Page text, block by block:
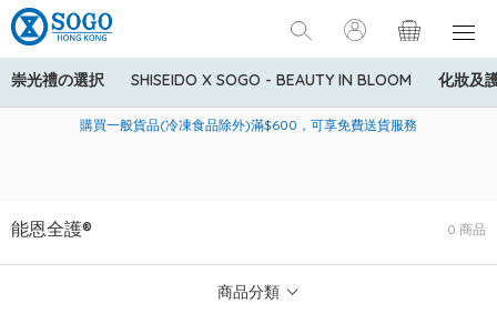
崇光禮の選択 SHISEIDO X SOGO - BEAUTY IN BLOOM 化妝及
美國運通Explorer®信用卡會員購物禮遇：高達5%簽賬回贈！
購買一般貨品(冷凍食品除外)滿$600，可享免費送貨服務
寄送中國內地服務只適用於指定商品，若訂單金額少於HK$600(折
能恩全護® 0 商品
商品分類